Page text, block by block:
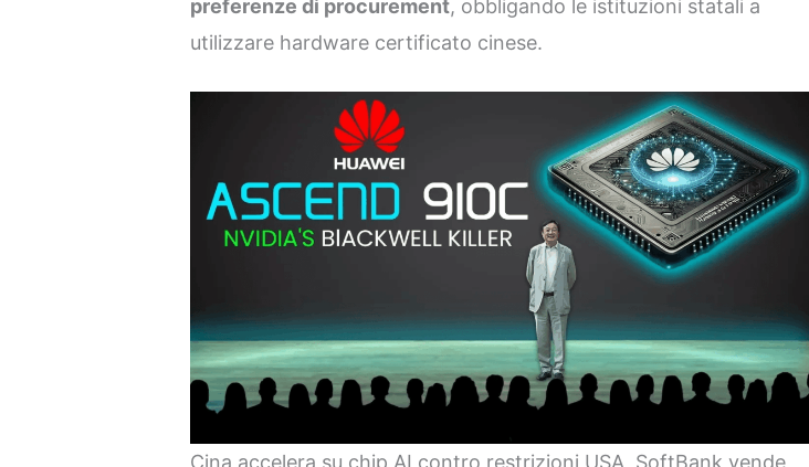
preferenze di procurement, obbligando le istituzioni statali a
utilizzare hardware certificato cinese.
Cina accelera su chip AI contro restrizioni USA, SoftBank vende